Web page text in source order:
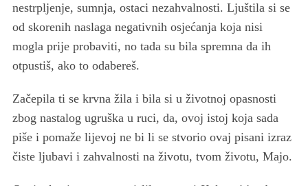
nestrpljenje, sumnja, ostaci nezahvalnosti. Ljuštila si se
od skorenih naslaga negativnih osjećanja koja nisi
mogla prije probaviti, no tada su bila spremna da ih
otpustiš, ako to odabereš.
Začepila ti se krvna žila i bila si u životnoj opasnosti
zbog nastalog ugruška u ruci, da, ovoj istoj koja sada
piše i pomaže lijevoj ne bi li se stvorio ovaj pisani izraz
čiste ljubavi i zahvalnosti na životu, tvom životu, Majo.